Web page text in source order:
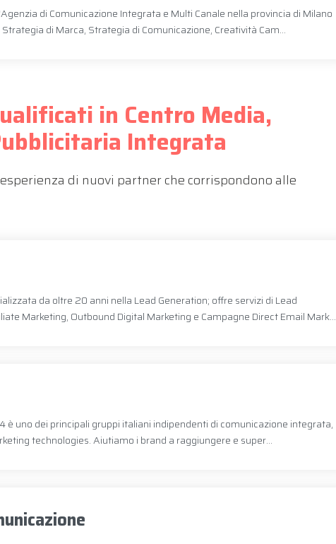
di Comunicazione Integrata e Multi Canale nella provincia di Milano
di Marca, Strategia di Comunicazione, Creatività Cam...
in Centro Media,
Integrata
di nuovi partner che corrispondono alle
da oltre 20 anni nella Lead Generation; offre servizi di Lead
Marketing, Outbound Digital Marketing e Campagne Direct Email Mark...
è uno dei principali gruppi italiani indipendenti di comunicazione integrata,
technologies. Aiutiamo i brand a raggiungere e super...